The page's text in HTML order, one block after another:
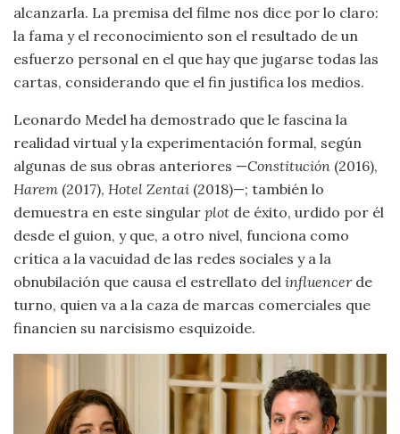
alcanzarla. La premisa del filme nos dice por lo claro:
la fama y el reconocimiento son el resultado de un
esfuerzo personal en el que hay que jugarse todas las
cartas, considerando que el fin justifica los medios.
Leonardo Medel ha demostrado que le fascina la
realidad virtual y la experimentación formal, según
algunas de sus obras anteriores —Constitución (2016),
Harem (2017), Hotel Zentai (2018)—; también lo
demuestra en este singular plot de éxito, urdido por él
desde el guion, y que, a otro nivel, funciona como
crítica a la vacuidad de las redes sociales y a la
obnubilación que causa el estrellato del influencerde
turno, quien va a la caza de marcas comerciales que
financien su narcisismo esquizoide.